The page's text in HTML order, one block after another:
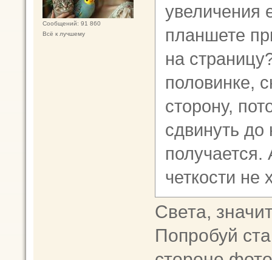
Сообщений: 91 860
Всё к лучшему
увеличения
планшете
на
половинке,
сторону,
сдвинуть
получается.
четкости не
Света,
Попробуй